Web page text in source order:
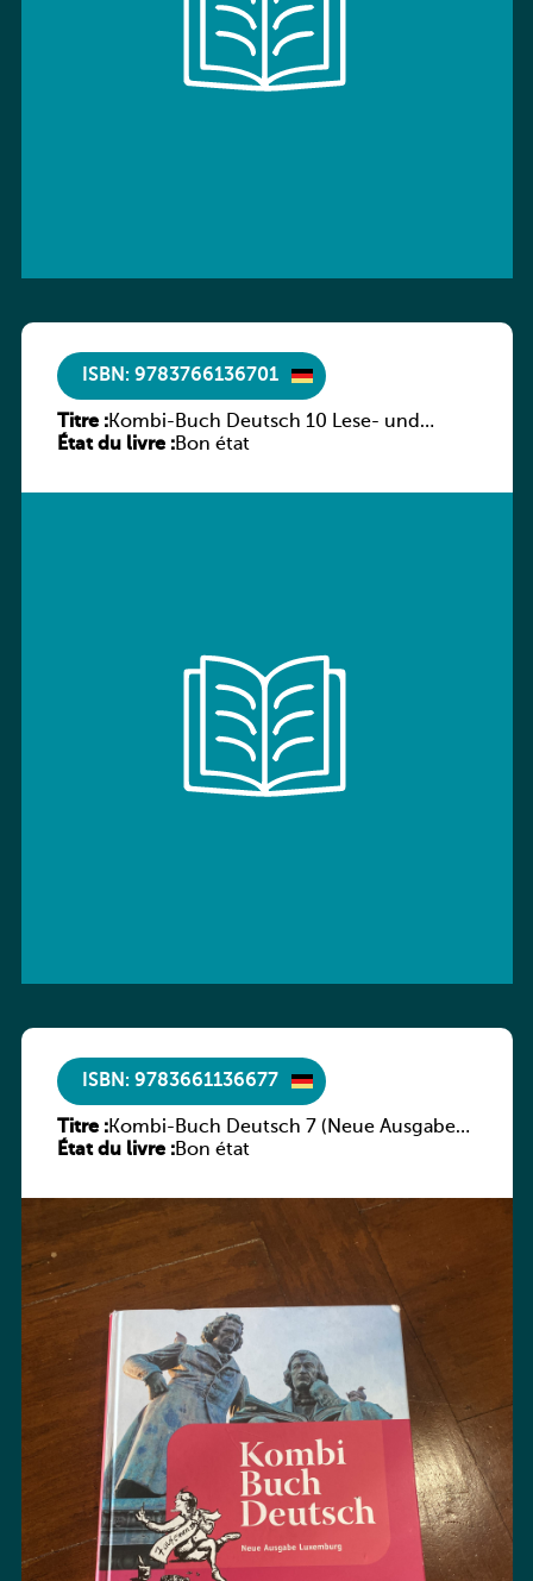
ISBN: 9783766136701
Titre :Kombi-Buch Deutsch 10 Lese- und
Sprachbuch
État du livre :Bon état
ISBN: 9783661136677
Titre :Kombi-Buch Deutsch 7 (Neue Ausgabe
Luxemburg)
État du livre :Bon état